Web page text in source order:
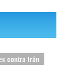
contra Irán